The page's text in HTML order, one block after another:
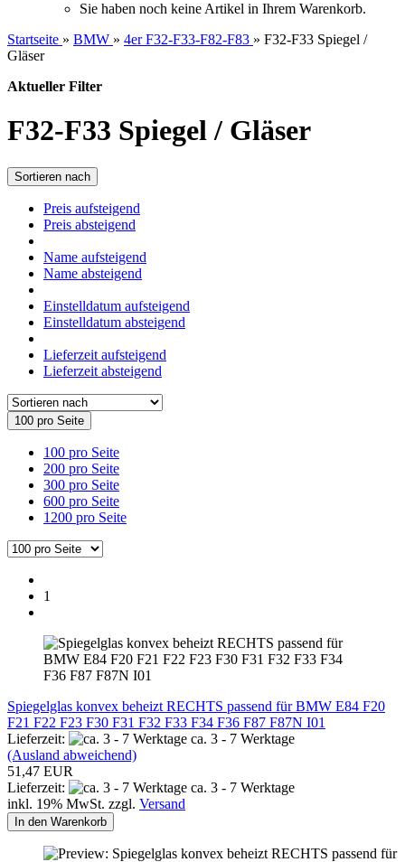
Sie haben noch keine Artikel in Ihrem Warenkorb.
Startseite » BMW » 4er F32-F33-F82-F83 » F32-F33 Spiegel /
Gläser
Aktueller Filter
F32-F33 Spiegel / Gläser
Sortieren nach
Preis aufsteigend
Preis absteigend
Name aufsteigend
Name absteigend
Einstelldatum aufsteigend
Einstelldatum absteigend
Lieferzeit aufsteigend
Lieferzeit absteigend
100 pro Seite
100 pro Seite
200 pro Seite
300 pro Seite
600 pro Seite
1200 pro Seite
1
Spiegelglas konvex beheizt RECHTS passend für BMW E84 F20
F21 F22 F23 F30 F31 F32 F33 F34 F36 F87 F87N I01
Lieferzeit:
ca. 3 - 7 Werktage
(Ausland abweichend)
51,47 EUR
Lieferzeit:
ca. 3 - 7 Werktage
inkl. 19% MwSt. zzgl. Versand
In den Warenkorb